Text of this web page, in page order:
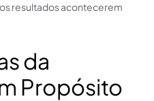
resultados acontecerem
da
Propósito